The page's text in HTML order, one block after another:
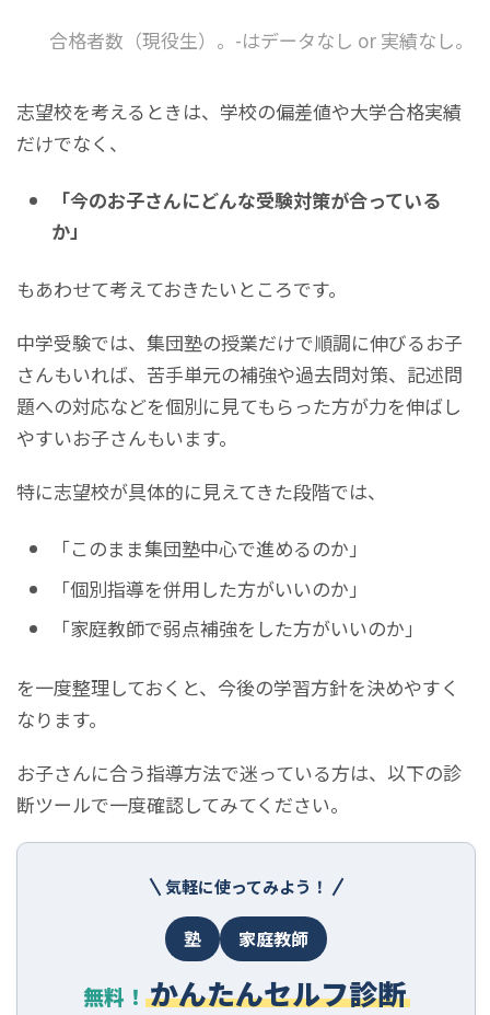
合格者数（現役生）。-はデータなし or 実績なし。
志望校を考えるときは、学校の偏差値や大学合格実績
だけでなく、
「今のお子さんにどんな受験対策が合っている
か」
もあわせて考えておきたいところです。
中学受験では、集団塾の授業だけで順調に伸びるお子
さんもいれば、苦手単元の補強や過去問対策、記述問
題への対応などを個別に見てもらった方が力を伸ばし
やすいお子さんもいます。
特に志望校が具体的に見えてきた段階では、
「このまま集団塾中心で進めるのか」
「個別指導を併用した方がいいのか」
「家庭教師で弱点補強をした方がいいのか」
を一度整理しておくと、今後の学習方針を決めやすく
なります。
お子さんに合う指導方法で迷っている方は、以下の診
断ツールで一度確認してみてください。
気軽に使ってみよう！
塾 家庭教師
無料！ かんたんセルフ診断